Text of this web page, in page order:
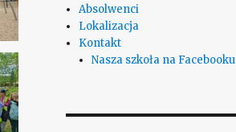
Absolwenci
Lokalizacja
Kontakt
Nasza szkoła na Facebooku